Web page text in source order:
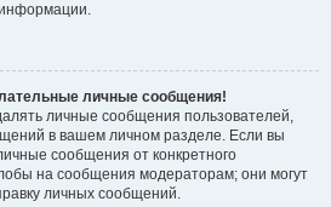
личные сообщения!
личные сообщения пользователей,
в вашем личном разделе. Если вы
сообщения от конкретного
на сообщения модераторам; они могут
личных сообщений.